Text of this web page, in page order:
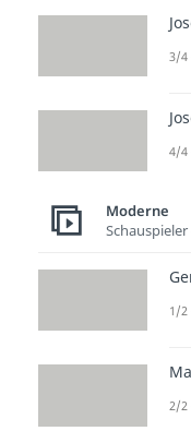
3/4
4/4
Moderne
Schauspieler
1/2
2/2